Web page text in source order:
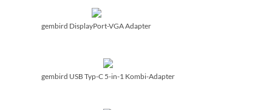
gembird DisplayPort-VGA Adapter
gembird USB Typ-C 5-in-1 Kombi-Adapter